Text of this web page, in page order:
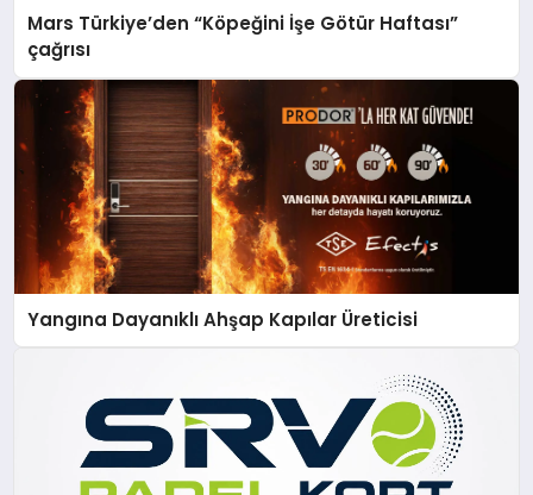
Mars Türkiye’den “Köpeğini İşe Götür Haftası”
çağrısı
Yangına Dayanıklı Ahşap Kapılar Üreticisi